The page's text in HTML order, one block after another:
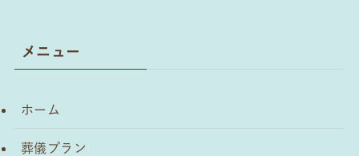
メニュー
ホーム
葬儀プラン